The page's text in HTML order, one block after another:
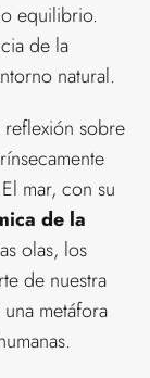
equilibrio.
de la
natural.
sobre
mar, con su
de la
olas, los
de nuestra
metáfora